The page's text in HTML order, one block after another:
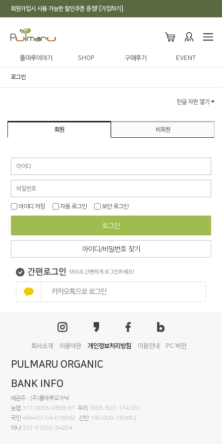
회원가입시 사용 가능한 할인쿠폰 증정! [가입하기]
풀마루이야기 SHOP 구매후기 EVENT
로그인
한글 자판 열기
회원 비회원
아이디 저장 자동 로그인 보안 로그인
로그인
아이디/비밀번호 찾기
카카오톡으로 로그인
회사소개 이용약관 개인정보처리방침 이용안내 PC 버전
PULMARU ORGANIC
BANK INFO
예금주 : (주)풀마루오가닉
농협 317-0005-2868-61 우리
1005-502-114120
국민 464437-04-016562 신한 140-009-783852
하나 332-91002-34204